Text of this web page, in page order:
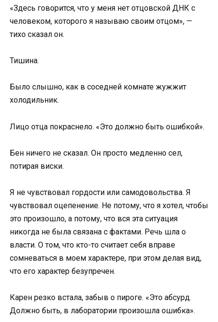
«Здесь говорится, что у меня нет отцовской ДНК с
человеком, которого я называю своим отцом», —
тихо сказал он.
Тишина.
Было слышно, как в соседней комнате жужжит
холодильник.
Лицо отца покраснело. «Это должно быть ошибкой».
Бен ничего не сказал. Он просто медленно сел,
потирая виски.
Я не чувствовал гордости или самодовольства. Я
чувствовал оцепенение. Не потому, что я хотел, чтобы
это произошло, а потому, что вся эта ситуация
никогда не была связана с фактами. Речь шла о
власти. О том, что кто-то считает себя вправе
сомневаться в моем характере, при этом делая вид,
что его характер безупречен.
Карен резко встала, забыв о пироге. «Это абсурд.
Должно быть, в лаборатории произошла ошибка».